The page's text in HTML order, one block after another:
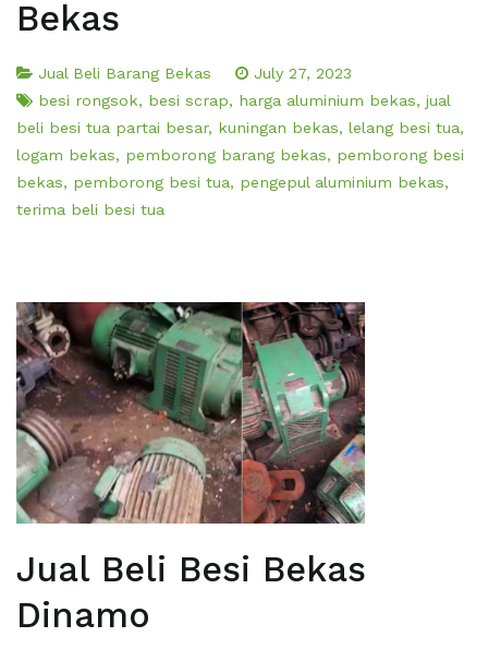
Bekas
Jual Beli Barang Bekas
July 27, 2023
besi rongsok, besi scrap, harga aluminium bekas, jual
beli besi tua partai besar, kuningan bekas, lelang besi tua,
logam bekas, pemborong barang bekas, pemborong besi
bekas, pemborong besi tua, pengepul aluminium bekas,
terima beli besi tua
Jual Beli Besi Bekas
Dinamo